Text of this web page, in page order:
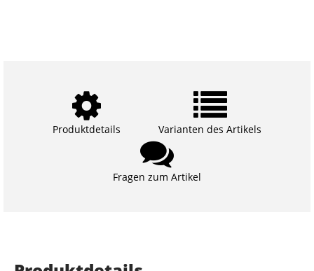
Produktdetails Varianten des Artikels
Fragen zum Artikel